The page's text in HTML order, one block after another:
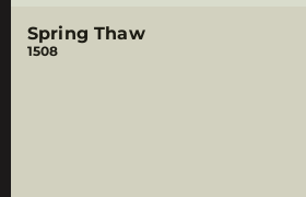
Spring Thaw
1508